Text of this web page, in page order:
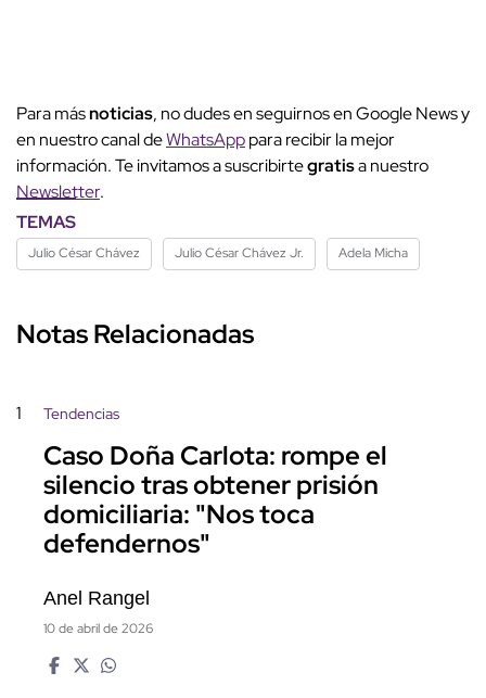
Para másnoticias, no dudes en seguirnos en Google News y
en nuestro canal deWhatsApppara recibir la mejor
información. Te invitamos a suscribirtegratisa nuestro
Newsletter.
TEMAS
Julio César Chávez Julio César Chávez Jr. Adela Micha
Notas Relacionadas
1 Tendencias
Caso Doña Carlota: rompe el
silencio tras obtener prisión
domiciliaria: "Nos toca
defendernos"
Anel Rangel
10 de abril de 2026